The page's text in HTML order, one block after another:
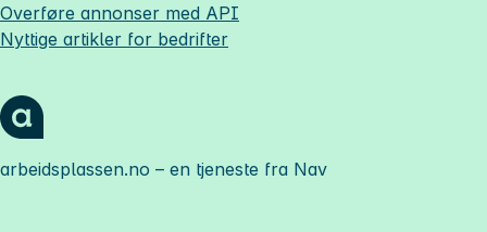
Overføre annonser med API
Nyttige artikler for bedrifter
arbeidsplassen.no – en tjeneste fra Nav